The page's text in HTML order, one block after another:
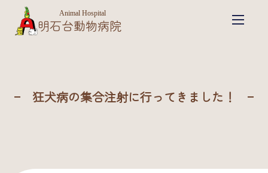
Animal Hospital
明石台動物病院
狂犬病の集合注射に行ってきました！